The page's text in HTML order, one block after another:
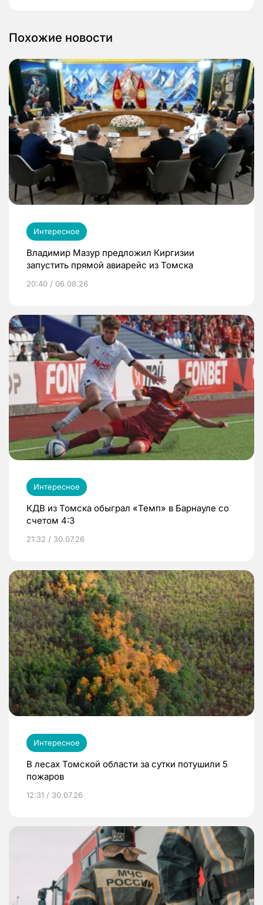
Похожие новости
Интересное
Владимир Мазур предложил Киргизии
запустить прямой авиарейс из Томска
20:40 / 06.08.26
Интересное
КДВ из Томска обыграл «Темп» в Барнауле со
счетом 4:3
21:32 / 30.07.26
Интересное
В лесах Томской области за сутки потушили 5
пожаров
12:31 / 30.07.26